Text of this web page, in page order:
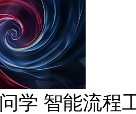
学 智能流程